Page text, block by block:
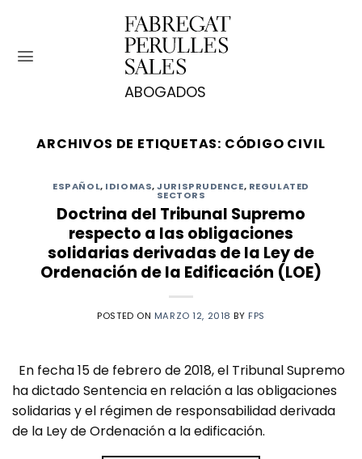
contenido
ARCHIVOS DE ETIQUETAS: CÓDIGO CIVIL
ESPAÑOL, IDIOMAS,JURISPRUDENCE, REGULATED
SECTORS
Doctrina del Tribunal Supremo
respecto a las obligaciones
solidarias derivadas de la Ley de
Ordenación de la Edificación (LOE)
POSTED ON MARZO 12, 2018 BY FPS
En fecha 15 de febrero de 2018, el Tribunal Supremo
ha dictado Sentencia en relación a las obligaciones
solidarias y el régimen de responsabilidad derivada
de la Ley de Ordenación a la edificación.